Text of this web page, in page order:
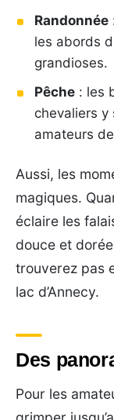
Randonnée
les abords
grandioses.
Pêche : les
chevaliers y
amateurs
Aussi, les
magiques.
éclaire les
douce et
trouverez pas
lac d’Annecy.
Des
Pour les